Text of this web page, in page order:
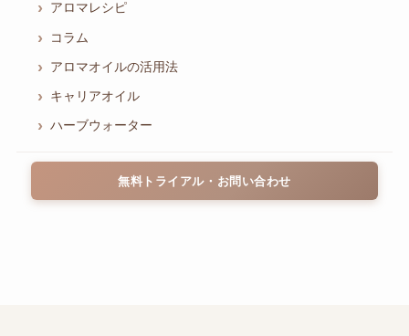
アロマレシピ
コラム
アロマオイルの活用法
キャリアオイル
ハーブウォーター
無料トライアル・お問い合わせ